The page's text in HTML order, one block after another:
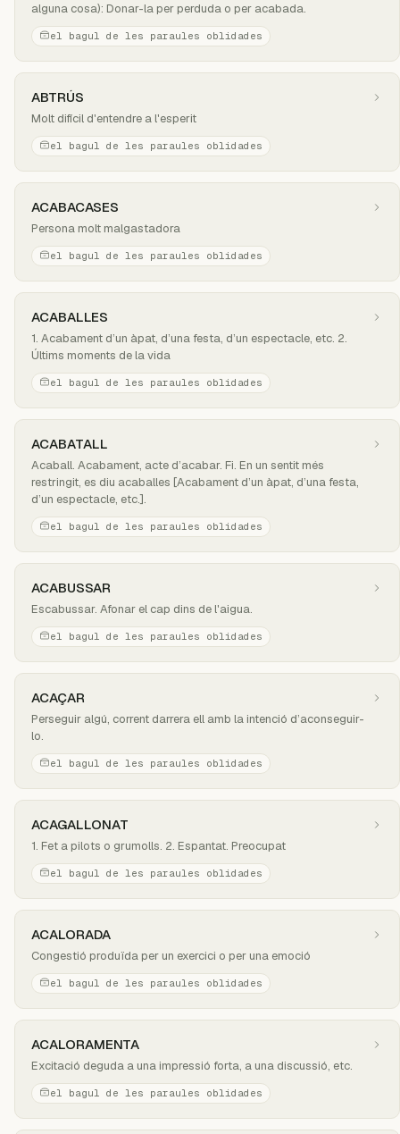
alguna cosa): Donar-la per perduda o per acabada.
el bagul de les paraules oblidades
ABTRÚS
Molt difícil d'entendre a l'esperit
el bagul de les paraules oblidades
ACABACASES
Persona molt malgastadora
el bagul de les paraules oblidades
ACABALLES
1. Acabament d’un àpat, d’una festa, d’un espectacle, etc. 2.
Últims moments de la vida
el bagul de les paraules oblidades
ACABATALL
Acaball. Acabament, acte d’acabar. Fi. En un sentit més
restringit, es diu acaballes [Acabament d’un àpat, d’una festa,
d’un espectacle, etc.].
el bagul de les paraules oblidades
ACABUSSAR
Escabussar. Afonar el cap dins de l'aigua.
el bagul de les paraules oblidades
ACAÇAR
Perseguir algú, corrent darrera ell amb la intenció d’aconseguir-
lo.
el bagul de les paraules oblidades
ACAGALLONAT
1. Fet a pilots o grumolls. 2. Espantat. Preocupat
el bagul de les paraules oblidades
ACALORADA
Congestió produïda per un exercici o per una emoció
el bagul de les paraules oblidades
ACALORAMENTA
Excitació deguda a una impressió forta, a una discussió, etc.
el bagul de les paraules oblidades